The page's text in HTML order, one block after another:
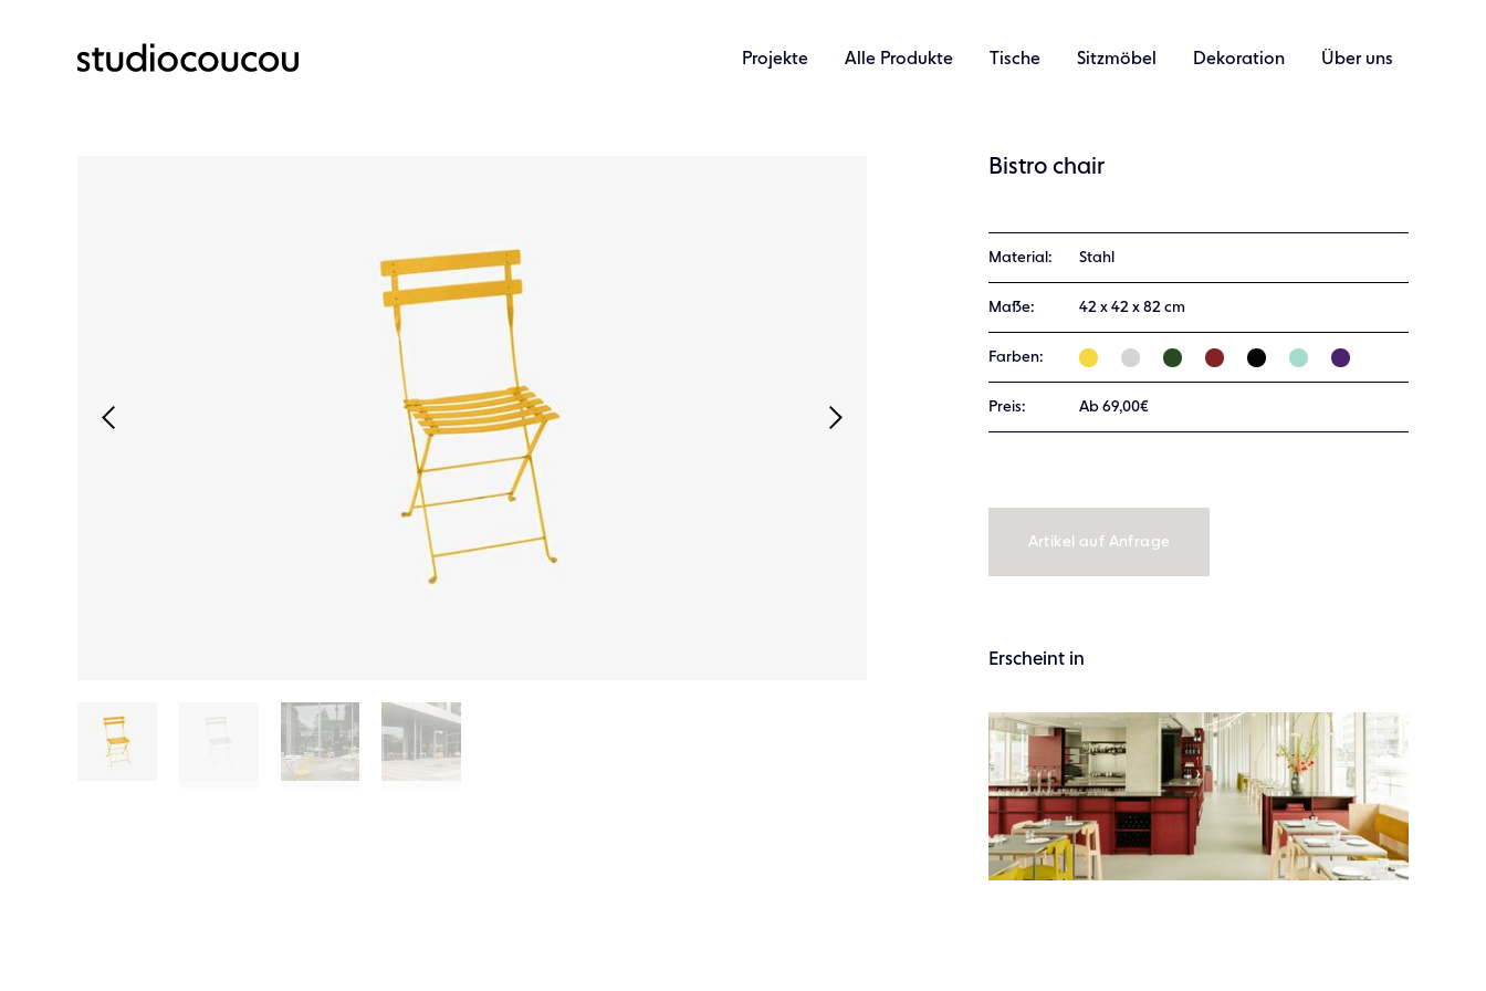
Projekte Alle Produkte Tische Sitzmöbel Dekoration Über uns
Bistro chair
Material: Stahl
Maße: 42 x 42 x 82 cm
Farben:
Preis: Ab 69,00€
Artikel auf Anfrage
Erscheint in